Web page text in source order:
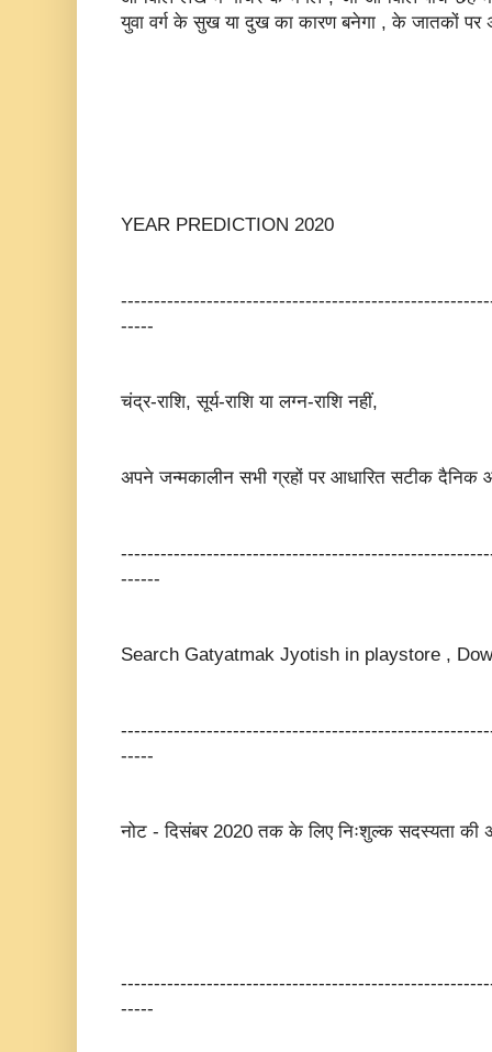
युवा वर्ग के सुख या दुख का कारण बनेगा , के जातकों पर
YEAR PREDICTION 2020
-----
चंद्र-राशि, सूर्य-राशि या लग्न-राशि नहीं,
अपने जन्मकालीन सभी ग्रहों पर आधारित सटीक दैनिक
------
Search Gatyatmak Jyotish in playstore ,
-----
नोट - दिसंबर 2020 तक के लिए निःशुल्क सदस्यता की
-----